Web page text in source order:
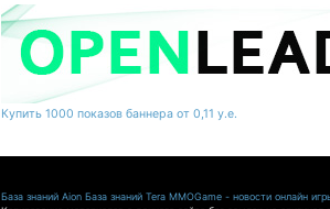
Купить 1000 показов баннера от 0,11 у.е.
База знаний Aion База знаний Tera MMOGame - новости онлайн